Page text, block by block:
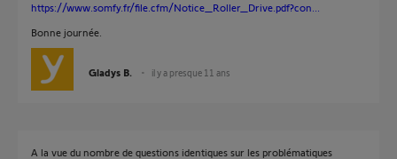
https://www.somfy.fr/file.cfm/Notice_Roller_Drive.pdf?con...
Bonne journée.
Gladys B. il y a presque 11 ans
A la vue du nombre de questions identiques sur les problématiques